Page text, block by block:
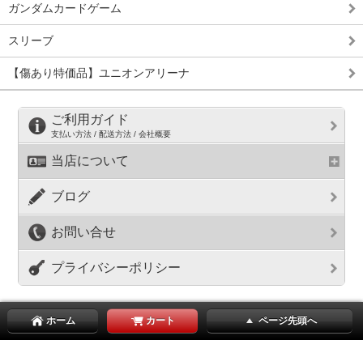
ガンダムカードゲーム
スリーブ
【傷あり特価品】ユニオンアリーナ
ご利用ガイド
支払い方法 / 配送方法 / 会社概要
当店について
ブログ
お問い合せ
プライバシーポリシー
ホーム カート ページ先頭へ